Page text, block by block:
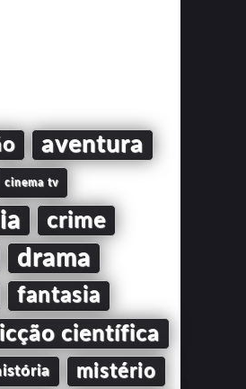
aventura
cinema tv
crime
drama
fantasia
científica
mistério